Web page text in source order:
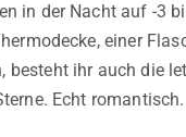
in der Nacht auf -3
einer
besteht ihr auch die
Echt romantisch.